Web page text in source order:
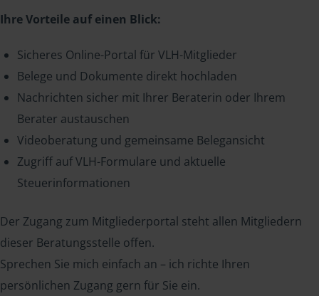
Ihre Vorteile auf einen Blick:
Sicheres Online-Portal für VLH-Mitglieder
Belege und Dokumente direkt hochladen
Nachrichten sicher mit Ihrer Beraterin oder Ihrem
Berater austauschen
Videoberatung und gemeinsame Belegansicht
Zugriff auf VLH-Formulare und aktuelle
Steuerinformationen
Der Zugang zum Mitgliederportal steht allen Mitgliedern
dieser Beratungsstelle offen.
Sprechen Sie mich einfach an – ich richte Ihren
persönlichen Zugang gern für Sie ein.